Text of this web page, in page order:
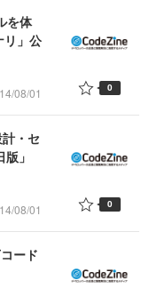
を体
リ」公
08/01 0
・セ
」
08/01 0
ード